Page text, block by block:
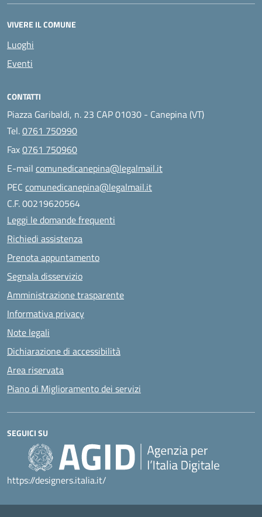
VIVERE IL COMUNE
Luoghi
Eventi
CONTATTI
Piazza Garibaldi, n. 23 CAP 01030 - Canepina (VT)
Tel.0761 750990
Fax0761 750960
E-mail comunedicanepina@legalmail.it
PEC comunedicanepina@legalmail.it
C.F. 00219620564
Leggi le domande frequenti
Richiedi assistenza
Prenota appuntamento
Segnala disservizio
Amministrazione trasparente
Informativa privacy
Note legali
Dichiarazione di accessibilità
Area riservata
Piano di Miglioramento dei servizi
SEGUICI SU
https://designers.italia.it/